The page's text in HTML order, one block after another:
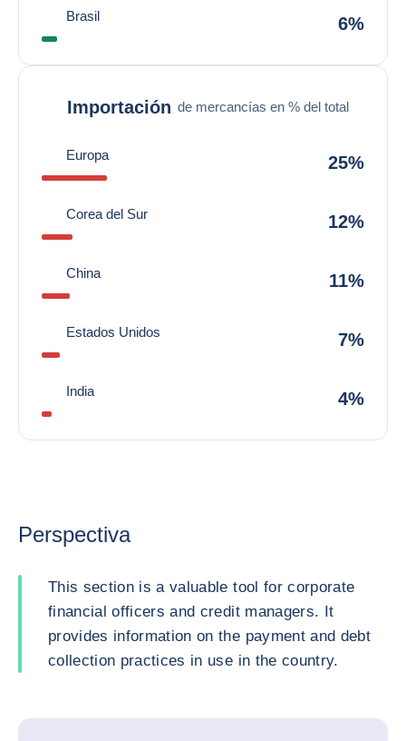
Brasil 6%
Importación de mercancías en % del total
Europa 25%
Corea del Sur 12%
China 11%
Estados Unidos 7%
India 4%
Perspectiva
This section is a valuable tool for corporate
financial officers and credit managers. It
provides information on the payment and debt
collection practices in use in the country.